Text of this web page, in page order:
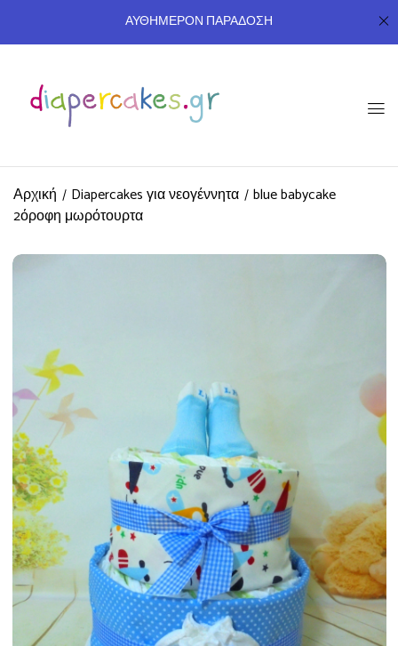
ΑΥΘΗΜΕΡΟΝ ΠΑΡΑΔΟΣΗ
Αρχική Diapercakes για νεογέννητα blue babycake
2όροφη μωρότουρτα